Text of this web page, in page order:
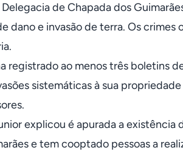
de Chapada dos
dano e invasão de terra. Os
registrado ao menos três boletins
sistemáticas à sua
explicou é apurada a existência
e tem cooptado pessoas a